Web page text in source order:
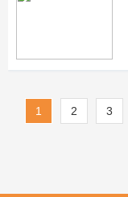
1 2 3